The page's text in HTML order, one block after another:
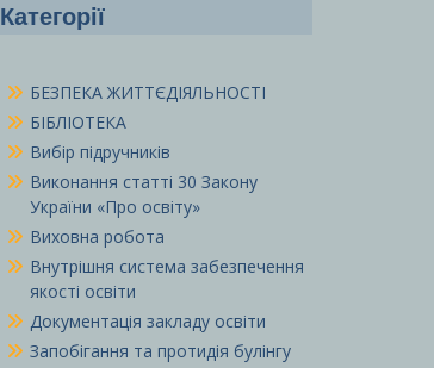
Категорії
БЕЗПЕКА ЖИТТЄДІЯЛЬНОСТІ
БІБЛІОТЕКА
Вибір підручників
Виконання статті 30 Закону
України «Про освіту»
Виховна робота
Внутрішня система забезпечення
якості освіти
Документація закладу освіти
Запобігання та протидія булінгу